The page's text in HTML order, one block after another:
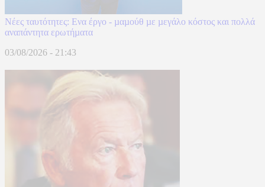
Νέες ταυτότητες: Ενα έργο - µαµούθ µε µεγάλο κόστος και πολλά
αναπάντητα ερωτήµατα
03/08/2026 - 21:43